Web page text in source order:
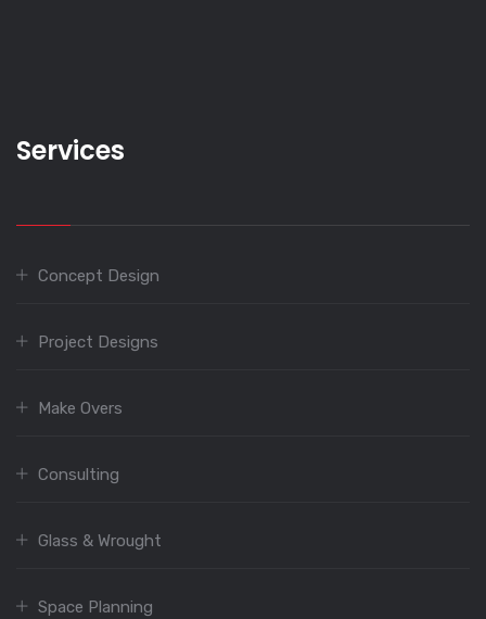
Services
Concept Design
Project Designs
Make Overs
Consulting
Glass & Wrought
Space Planning